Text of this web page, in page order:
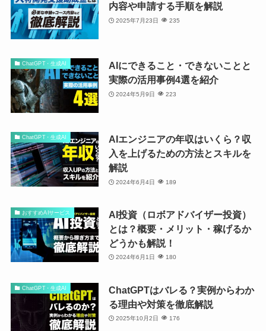
内容や申請する手順を解説
2025年7月23日 235
ChatGPT・生成AI
AIにできること・できないことと
実際の活用事例4選を紹介
2024年5月9日 223
ChatGPT・生成AI
AIエンジニアの年収はいくら？収
入を上げるための方法とスキルを
解説
2024年6月4日 189
おすすめAIサービス
AI投資（ロボアドバイザー投資）
とは？概要・メリット・稼げるか
どうかも解説！
2024年6月1日 180
ChatGPT・生成AI
ChatGPTはバレる？実例からわか
る理由や対策を徹底解説
2025年10月2日 176